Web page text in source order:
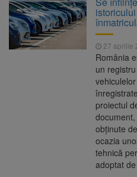
poate funcționa cel puțin încă
10 august 2026
Șapte
preventiv după atacul asupra
„răpește copii”
10 august 2026
A căzut
în Piatra Craiului. Turist
Concert cu
Făgăraș, pe 14 august.
aduce pe scenă muzicieni
27 aprilie
România
un
proiectul
obținute
ocazia
tehnică
adoptat